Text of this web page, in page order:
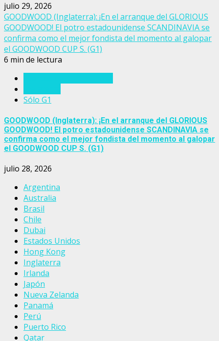
julio 29, 2026
GOODWOOD (Inglaterra): ¡En el arranque del GLORIOUS
GOODWOOD! El potro estadounidense SCANDINAVIA se
confirma como el mejor fondista del momento al galopar
el GOODWOOD CUP S. (G1)
6 min de lectura
Sólo G1
GOODWOOD (Inglaterra): ¡En el arranque del GLORIOUS
GOODWOOD! El potro estadounidense SCANDINAVIA se
confirma como el mejor fondista del momento al galopar
el GOODWOOD CUP S. (G1)
julio 28, 2026
Argentina
Australia
Brasil
Chile
Dubai
Estados Unidos
Hong Kong
Inglaterra
Irlanda
Japón
Nueva Zelanda
Panamá
Perú
Puerto Rico
Qatar